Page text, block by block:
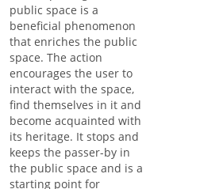
public space is a
beneficial phenomenon
that enriches the public
space. The action
encourages the user to
interact with the space,
find themselves in it and
become acquainted with
its heritage. It stops and
keeps the passer-by in
the public space and is a
starting point for